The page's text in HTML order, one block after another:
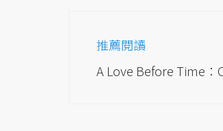
推薦閱讀
A Love Before Time：